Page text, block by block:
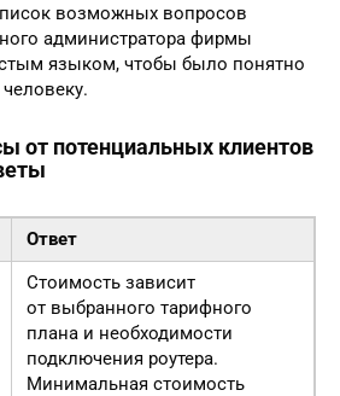
возможных вопросов
администратора фирмы
языком, чтобы было понятно
от потенциальных клиентов
Ответ
Стоимость зависит
от выбранного тарифного
плана и необходимости
подключения роутера.
Минимальная стоимость